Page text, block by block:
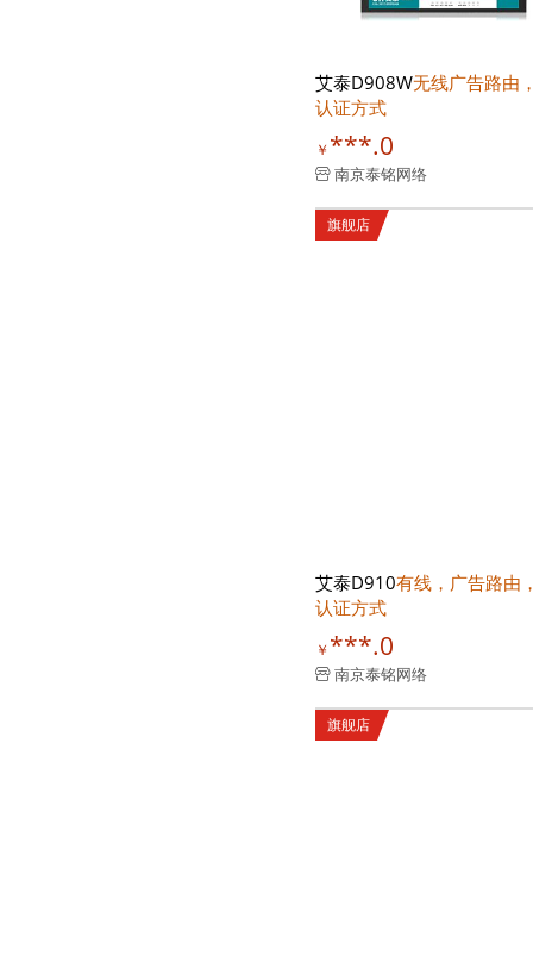
艾泰D908W无线广告路由
认证方式
￥ ***.0
南京泰铭网络
旗舰店
艾泰D910有线，广告路由
认证方式
￥ ***.0
南京泰铭网络
旗舰店